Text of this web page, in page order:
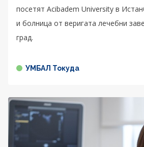
посетят Acibadem University в
и болница от веригата лечебни
град.
УМБАЛ Токуда